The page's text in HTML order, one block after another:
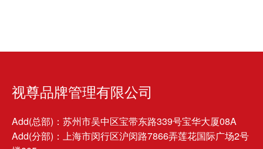
视尊品牌管理有限公司
Add(总部)：苏州市吴中区宝带东路339号宝华大厦08A
Add(分部)：上海市闵行区沪闵路7866弄莲花国际广场2号